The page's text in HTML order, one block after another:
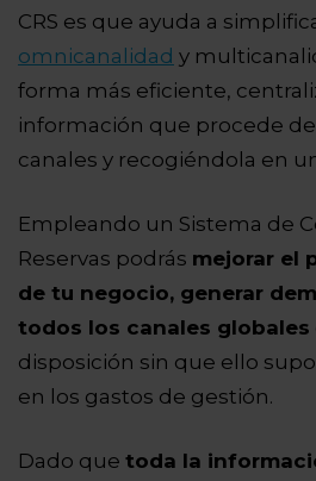
CRS es que ayuda a
omnicanalidad y
forma más eficiente,
información que procede
canales y recogiéndola en
Empleando un Sistema de
Reservas podrás mejorar el
de tu negocio, generar
todos los canales globales
disposición sin que ello
en los gastos de gestión.
Dado que toda la